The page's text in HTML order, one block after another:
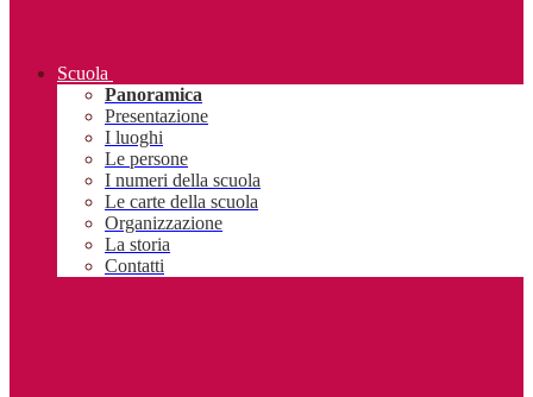
Scuola
Panoramica
Presentazione
I luoghi
Le persone
I numeri della scuola
Le carte della scuola
Organizzazione
La storia
Contatti